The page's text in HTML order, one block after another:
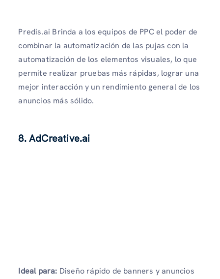
Predis.ai Brinda a los equipos de PPC el poder de
combinar la automatización de las pujas con la
automatización de los elementos visuales, lo que
permite realizar pruebas más rápidas, lograr una
mejor interacción y un rendimiento general de los
anuncios más sólido.
8. AdCreative.ai
Ideal para: Diseño rápido de banners y anuncios